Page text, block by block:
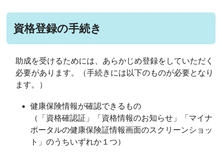
資格登録の手続き
助成を受けるためには、あらかじめ登録をしていただく
必要があります。（手続きには以下のものが必要となり
ます。）
健康保険情報が確認できるもの
（「資格確認証」「資格情報のお知らせ」「マイナ
ポータルの健康保険証情報画面のスクリーンショッ
ト」のうちいずれか１つ）